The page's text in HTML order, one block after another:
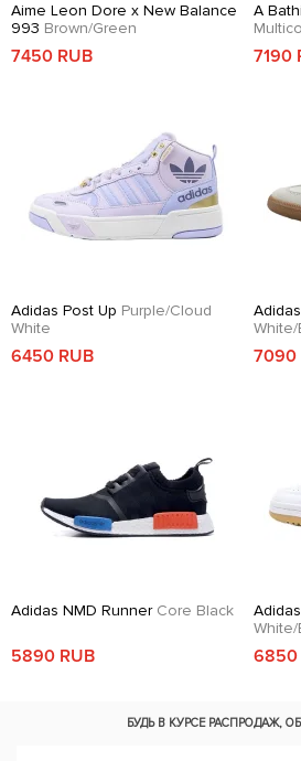
Aime Leon Dore x New Balance
993 Brown/Green
7450 RUB
A
7190
Adidas Post Up Purple/Cloud
White
6450 RUB 7090
Adidas NMD Runner Core Black
5890 RUB 6850
БУДЬ В КУРСЕ РАСПРОДАЖ,